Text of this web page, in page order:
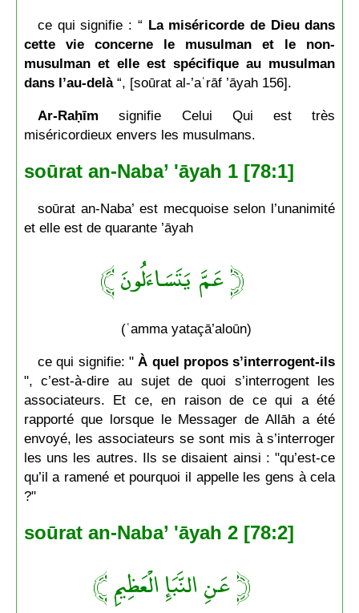
ce qui signifie : “ La miséricorde de Dieu dans
cette vie concerne le musulman et le non-
musulman et elle est spécifique au musulman
dans l’au-delà “, [soūrat al-’aʿrāf ’āyah 156].
Ar-Raḥīm signifie Celui Qui est très
miséricordieux envers les musulmans.
soūrat an-Naba’ 'āyah 1 [78:1]
soūrat an-Naba’ est mecquoise selon l’unanimité
et elle est de quarante ’āyah
﴿ عَمَّ يَتَسَاءَلُونَ ﴾
(ʿamma yataçā’aloūn)
ce qui signifie: " À quel propos s’interrogent-ils
", c’est-à-dire au sujet de quoi s’interrogent les
associateurs. Et ce, en raison de ce qui a été
rapporté que lorsque le Messager de Allāh a été
envoyé, les associateurs se sont mis à s’interroger
les uns les autres. Ils se disaient ainsi : "qu’est-ce
qu’il a ramené et pourquoi il appelle les gens à cela
?"
soūrat an-Naba’ 'āyah 2 [78:2]
﴿ عَنِ النَّبَإِ الْعَظِيمِ ﴾